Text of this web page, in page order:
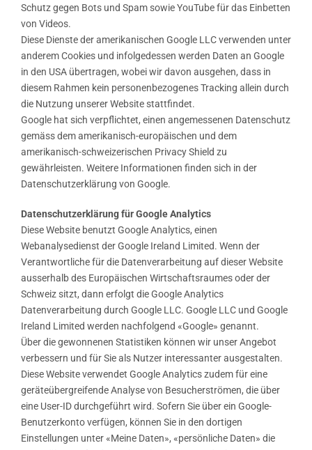
Schutz gegen Bots und Spam sowie YouTube für das Einbetten
von Videos.
Diese Dienste der amerikanischen Google LLC verwenden unter
anderem Cookies und infolgedessen werden Daten an Google
in den USA übertragen, wobei wir davon ausgehen, dass in
diesem Rahmen kein personenbezogenes Tracking allein durch
die Nutzung unserer Website stattfindet.
Google hat sich verpflichtet, einen angemessenen Datenschutz
gemäss dem amerikanisch-europäischen und dem
amerikanisch-schweizerischen Privacy Shield zu
gewährleisten. Weitere Informationen finden sich in der
Datenschutzerklärung von Google.
Datenschutzerklärung für Google Analytics
Diese Website benutzt Google Analytics, einen
Webanalysedienst der Google Ireland Limited. Wenn der
Verantwortliche für die Datenverarbeitung auf dieser Website
ausserhalb des Europäischen Wirtschaftsraumes oder der
Schweiz sitzt, dann erfolgt die Google Analytics
Datenverarbeitung durch Google LLC. Google LLC und Google
Ireland Limited werden nachfolgend «Google» genannt.
Über die gewonnenen Statistiken können wir unser Angebot
verbessern und für Sie als Nutzer interessanter ausgestalten.
Diese Website verwendet Google Analytics zudem für eine
geräteübergreifende Analyse von Besucherströmen, die über
eine User-ID durchgeführt wird. Sofern Sie über ein Google-
Benutzerkonto verfügen, können Sie in den dortigen
Einstellungen unter «Meine Daten», «persönliche Daten» die